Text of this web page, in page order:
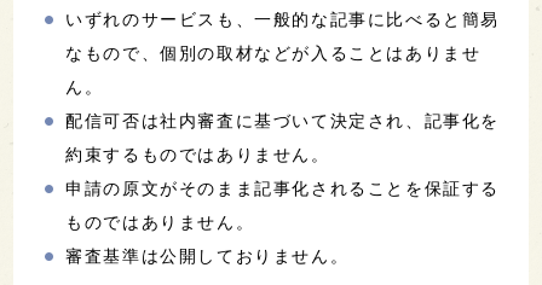
いずれのサービスも、一般的な記事に比べると簡易
なもので、個別の取材などが入ることはありませ
ん。
配信可否は社内審査に基づいて決定され、記事化を
約束するものではありません。
申請の原文がそのまま記事化されることを保証する
ものではありません。
審査基準は公開しておりません。